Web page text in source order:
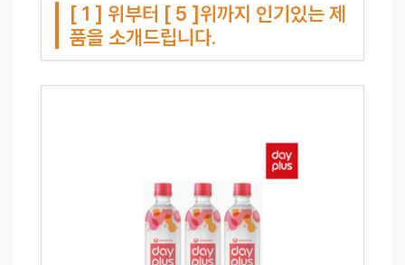
[ 1 ] 위부터 [ 5 ]위까지 인기있는 제
품을 소개드립니다.